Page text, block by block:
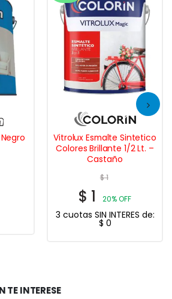
Vitrolux Esmalte Sintetico
Colores Brillante 1/2 Lt. –
Castaño
$1
$ 1 20% OFF
3 cuotas SIN INTERES de:
$ 0
TE INTERESE